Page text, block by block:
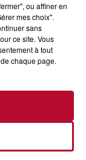
» INVESTIT
ou affiner en
mes choix".
sans
ce site. Vous
à tout
chaque page.